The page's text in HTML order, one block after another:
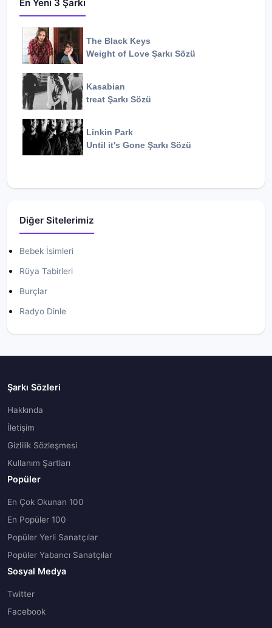
En Yeni 3 Şarkı
The Black Keys
Weight of Love Şarkı Sözü
Kasabian
treat Şarkı Sözü
Linkin Park
Until it's Gone Şarkı Sözü
Diğer Sitelerimiz
Bebek İsimleri
Rüya Tabirleri
Burçlar
Radyo Dinle
Şarkı Sözleri
Hakkında
İletişim
Gizlilik Sözleşmesi
Kullanım Şartları
Popüler
En Çok Okunan 100
En Popüler 100
Popüler Yerli Sanatçılar
Popüler Yabancı Sanatçılar
Sosyal Medya
Twitter
Facebook